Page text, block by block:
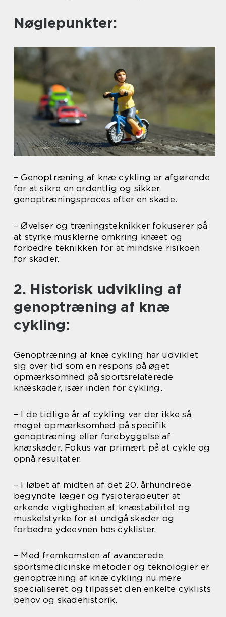
Nøglepunkter:
– Genoptræning af knæ cykling er afgørende
for at sikre en ordentlig og sikker
genoptræningsproces efter en skade.
– Øvelser og træningsteknikker fokuserer på
at styrke musklerne omkring knæet og
forbedre teknikken for at mindske risikoen
for skader.
2. Historisk udvikling af
genoptræning af knæ
cykling:
Genoptræning af knæ cykling har udviklet
sig over tid som en respons på øget
opmærksomhed på sportsrelaterede
knæskader, især inden for cykling.
– I de tidlige år af cykling var der ikke så
meget opmærksomhed på specifik
genoptræning eller forebyggelse af
knæskader. Fokus var primært på at cykle og
opnå resultater.
– I løbet af midten af det 20. århundrede
begyndte læger og fysioterapeuter at
erkende vigtigheden af knæstabilitet og
muskelstyrke for at undgå skader og
forbedre ydeevnen hos cyklister.
– Med fremkomsten af avancerede
sportsmedicinske metoder og teknologier er
genoptræning af knæ cykling nu mere
specialiseret og tilpasset den enkelte cyklists
behov og skadehistorik.